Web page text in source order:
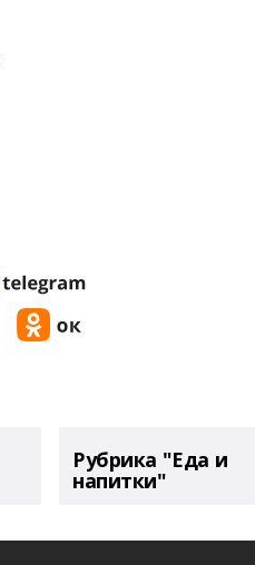
Рубрика "Еда и
напитки"